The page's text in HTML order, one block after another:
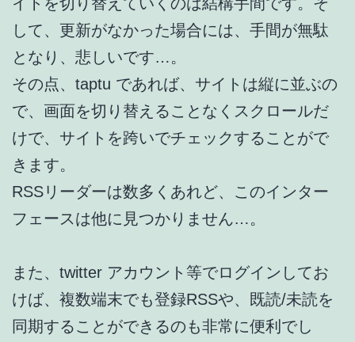
して、更新がなかった場合には、手間が無駄
となり、悲しいです…。
その点、taptu であれば、サイトは縦に並ぶの
で、画面を切り替えることなくスクロールだ
けで、サイトを跨いでチェックすることがで
きます。
RSSリーダーは数多くあれど、このインター
フェースは他に見つかりません…。
また、twitter アカウント等でログインしてお
けば、複数端末でも登録RSSや、既読/未読を
同期することができるのも非常に便利でし